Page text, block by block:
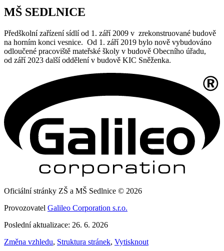
MŠ SEDLNICE
Předškolní zařízení sídlí od 1. září 2009 v zrekonstruované budově
na horním konci vesnice. Od 1. září 2019 bylo nově vybudováno
odloučené pracoviště mateřské školy v budově Obecního úřadu,
od září 2023 další oddělení v budově KIC Sněženka.
Oficiální stránky ZŠ a MŠ Sedlnice © 2026
Provozovatel Galileo Corporation s.r.o.
Poslední aktualizace: 26. 6. 2026
Změna vzhledu, Struktura stránek, Vytisknout